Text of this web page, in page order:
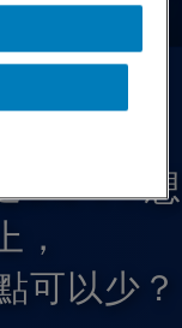
流失問
減弱，
8% 1！想
，
可以少？